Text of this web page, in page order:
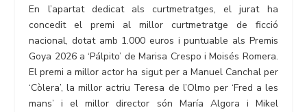
En l’apartat dedicat als curtmetratges, el jurat ha
concedit el premi al millor curtmetratge de ficció
nacional, dotat amb 1.000 euros i puntuable als Premis
Goya 2026 a ‘Pálpito’ de Marisa Crespo i Moisés Romera.
El premi a millor actor ha sigut per a Manuel Canchal per
‘Còlera’, la millor actriu Teresa de l’Olmo per ‘Fred a les
mans’ i el millor director són María Algora i Mikel